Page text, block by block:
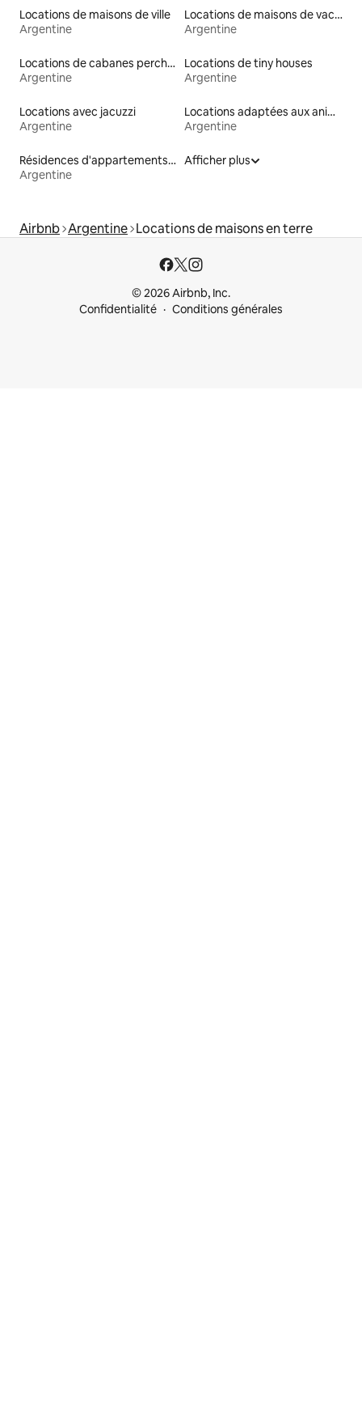
Locations de maisons de ville
Argentine
Locations de maisons de vacances
Argentine
Locations de cabanes perchées
Argentine
Locations de tiny houses
Argentine
Locations avec jacuzzi
Argentine
Locations adaptées aux animaux
Argentine
Résidences d'appartements en location
Argentine
Afficher plus
Airbnb Argentine Locations de maisons en terre
© 2026 Airbnb, Inc.
Confidentialité
Conditions générales